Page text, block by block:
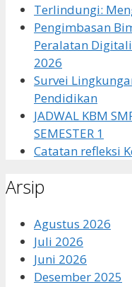
Terlindungi:
Pengimbasan
Peralatan
2026
Survei
Pendidikan
JADWAL KBM
SEMESTER 1
Catatan refleksi
Arsip
Agustus 2026
Juli 2026
Juni 2026
Desember 2025